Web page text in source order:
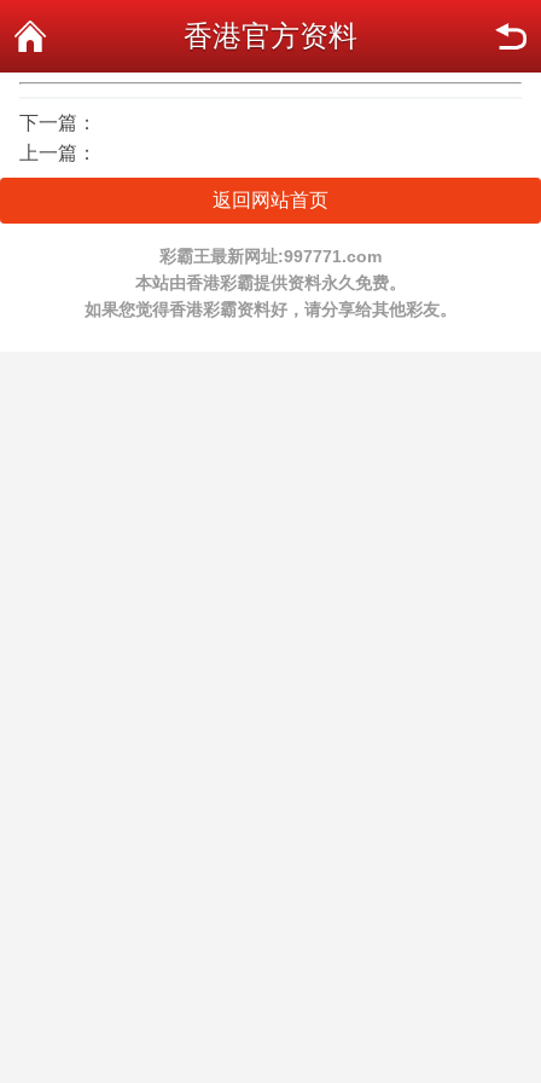
香港官方资料
下一篇：
上一篇：
返回网站首页
彩霸王最新网址:997771.com
本站由香港彩霸提供资料永久免费。
如果您觉得香港彩霸资料好，请分享给其他彩友。